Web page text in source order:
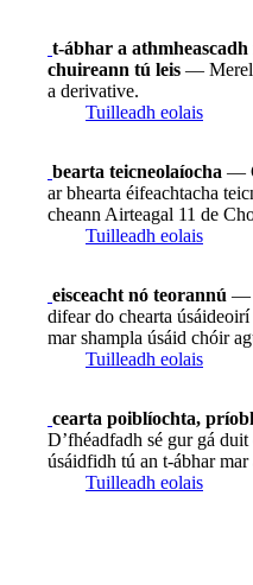
t-ábhar a
chuireann tú leis —
a derivative.
Tuilleadh eolais
bearta teicneolaíocha —
ar bhearta éifeachtacha
cheann Airteagal 11 de
Tuilleadh eolais
eisceacht nó teorannú —
difear do chearta
mar shampla úsáid chóir
Tuilleadh eolais
cearta poiblíochta,
D’fhéadfadh sé gur gá
úsáidfidh tú an t-ábhar mar
Tuilleadh eolais